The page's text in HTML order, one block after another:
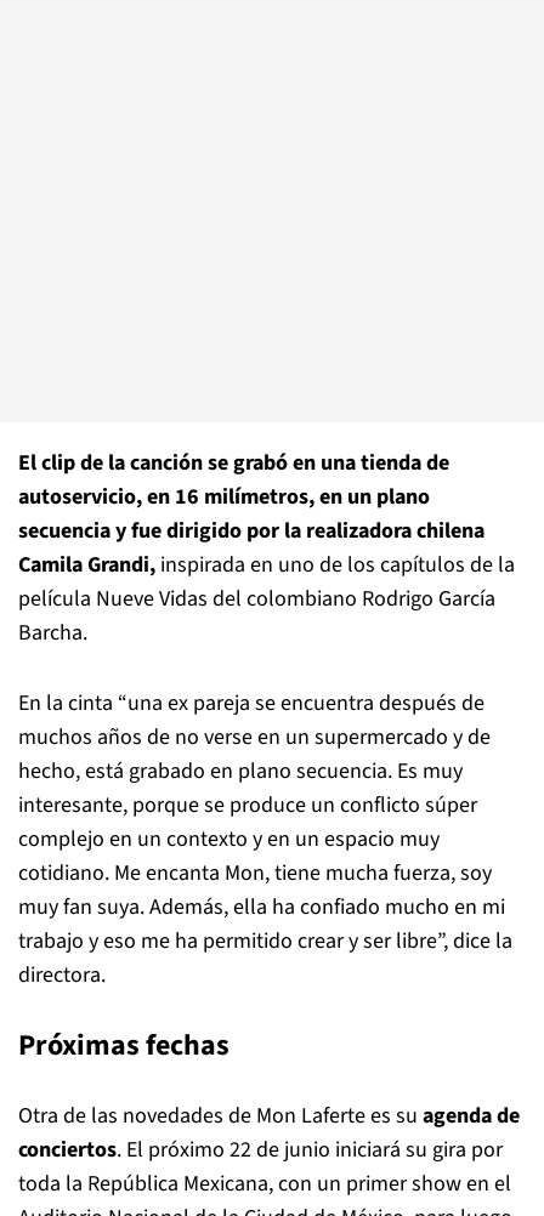
El clip de la canción se grabó en una tienda de
autoservicio, en 16 milímetros, en un plano
secuencia y fue dirigido por la realizadora chilena
Camila Grandi, inspirada en uno de los capítulos de la
película Nueve Vidas del colombiano Rodrigo García
Barcha.
En la cinta “una ex pareja se encuentra después de
muchos años de no verse en un supermercado y de
hecho, está grabado en plano secuencia. Es muy
interesante, porque se produce un conflicto súper
complejo en un contexto y en un espacio muy
cotidiano. Me encanta Mon, tiene mucha fuerza, soy
muy fan suya. Además, ella ha confiado mucho en mi
trabajo y eso me ha permitido crear y ser libre”, dice la
directora.
Próximas fechas
Otra de las novedades de Mon Laferte es su agenda de
conciertos. El próximo 22 de junio iniciará su gira por
toda la República Mexicana, con un primer show en el